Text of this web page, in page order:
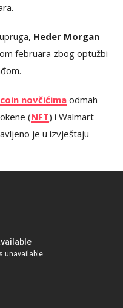
Heder Morgan
februara zbog optužbi
novčićimaodmah
(NFT) i Walmart
je u izvještaju